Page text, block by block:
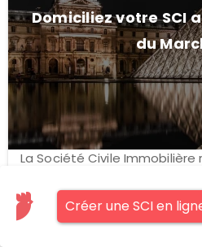
Créer une SCI en
Domiciliez votre SCI
du
La Société Civile
physiques ou mo...
plus bas du Marché !